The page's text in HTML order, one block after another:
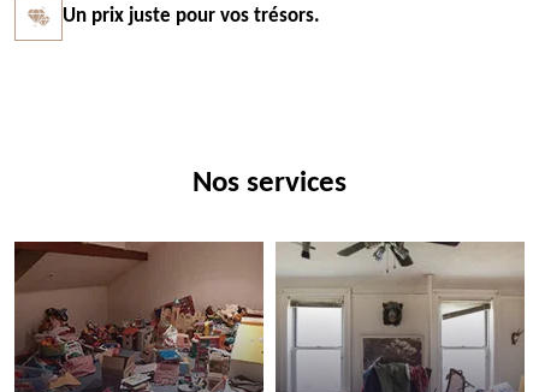
Un prix juste pour vos trésors.
Nos services